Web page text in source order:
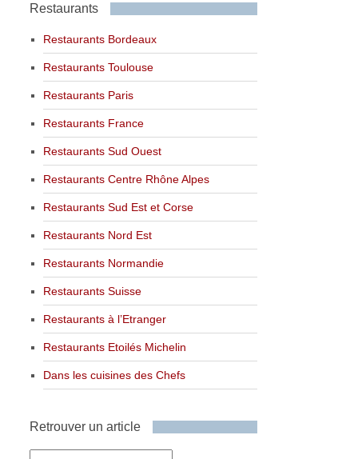
Restaurants
Restaurants Bordeaux
Restaurants Toulouse
Restaurants Paris
Restaurants France
Restaurants Sud Ouest
Restaurants Centre Rhône Alpes
Restaurants Sud Est et Corse
Restaurants Nord Est
Restaurants Normandie
Restaurants Suisse
Restaurants à l’Etranger
Restaurants Etoilés Michelin
Dans les cuisines des Chefs
Retrouver un article